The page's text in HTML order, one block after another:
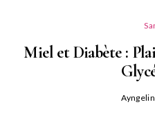
Miel et Diabète :